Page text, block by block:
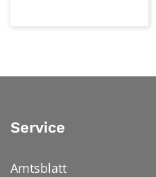
Service
Amtsblatt